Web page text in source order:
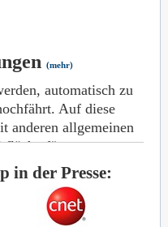
gebracht wird.
auch verwenden, um
abzugeben und
zu verbessern.
(mehr)
automatisch zu
Auf diese
anderen allgemeinen
für
suchen –
um automatisch
in der Presse: